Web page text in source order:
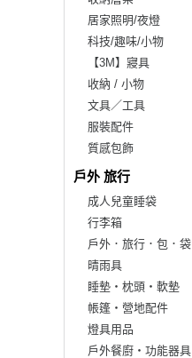
居家照明/夜燈
科技/趣味/小物
【3M】寢具
收納 / 小物
文具／工具
服裝配件
質感包飾
戶外 旅行
成人兒童睡袋
行李箱
戶外．旅行．包．袋
晴雨具
睡墊‧枕頭‧軟墊
帳篷‧營地配件
燈具用品
戶外餐廚‧功能器具